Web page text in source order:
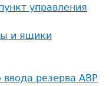
управления
и ящики
резерва АВР